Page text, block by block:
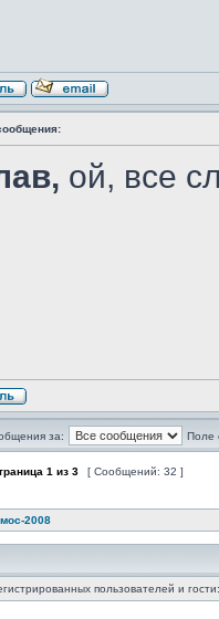
ой, все
за: Поле
1 из 3 [ Сообщений: 32 ]
2008
пользователей и